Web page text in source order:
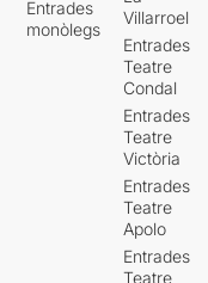
Entrades
monòlegs
Villarroel
Entrades
Teatre
Condal
Entrades
Teatre
Victòria
Entrades
Teatre
Apolo
Entrades
Teatre